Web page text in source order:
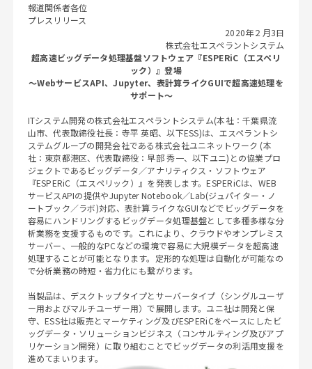
報道関係者各位
プレスリリース
2020年２月3日
株式会社エスペラントシステム
超高速ビッグデータ処理基盤ソフトウェア『ESPERiC（エスペリ
ック）』登場
～WebサービスAPI、Jupyter、表計算ライクGUIで超高速処理を
サポート～
ITシステム開発の株式会社エスペラントシステム(本社：千葉県流
山市、代表取締役社長：寺平 英昭、以下ESS)は、エスペラントシ
ステムグループの開発会社である株式会社ユニネットワーク (本
社：東京都港区、代表取締役：早部 秀一、以下ユニ)との協業プロ
ジェクトであるビッグデータ／アナリティクス・ソフトウェア
『ESPERiC（エスペリック）』を発表します。ESPERiCは、WEB
サービスAPIの提供やJupyter Notebook／Lab(ジュパイター・ノ
ートブック／ラボ)対応、表計算ライクなGUIなどでビッグデータを
容易にハンドリングするビッグデータ処理基盤として多種多様な分
析業務を支援するものです。これにより、クラウドやオンプレミス
サーバー、一般的なPCなどの環境で容易に大規模データを超高速
処理することが可能となります。定形的な処理は自動化が可能なの
で分析業務の時短・省力化にも繋がります。
当製品は、デスクトップタイプとサーバータイプ（シングルユーザ
ー用およびマルチユーザー用）で展開します。ユニ社は開発と保
守、ESS社は販売とマーケティング及びESPERiCをベースにしたビ
ッグデータ・ソリューションビジネス（コンサルティング及びアプ
リケーション開発）に取り組むことでビッグデータの利活用支援を
進めてまいります。